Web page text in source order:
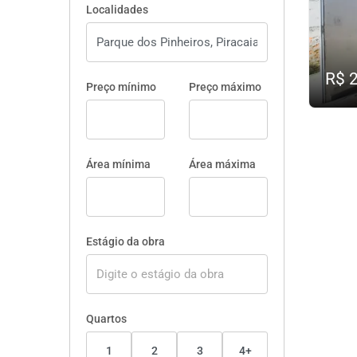
Localidades
Preço mínimo Preço máximo
Área mínima Área máxima
Estágio da obra
Quartos
1 2 3 4+
R$